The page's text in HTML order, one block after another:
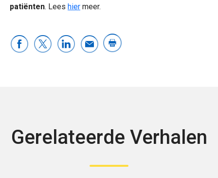
patiënten. Lees hier meer.
Gerelateerde Verhalen